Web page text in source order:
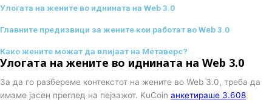
Улогата на жените во иднината на Web 3.0
Главните предизвици за жените кои работат во Web 3.0
Како жените можат да влијаат на Метаверс?
Улогата на жените во иднината на Web 3.0
За да го разбереме контекстот на жените во Web 3.0, треба да
имаме јасен преглед на пејзажот. KuCoin анкетираше 3.608